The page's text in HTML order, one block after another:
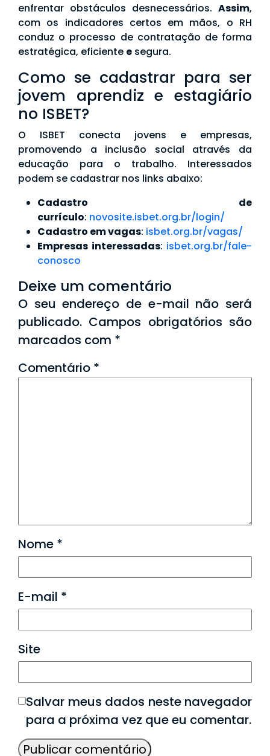
enfrentar obstáculos desnecessários. Assim,
com os indicadores certos em mãos, o RH
conduz o processo de contratação de forma
estratégica, eficiente e segura.
Como se cadastrar para ser
jovem aprendiz e estagiário
no ISBET?
O ISBET conecta jovens e empresas,
promovendo a inclusão social através da
educação para o trabalho. Interessados
podem se cadastrar nos links abaixo:
Cadastro de
currículo: novosite.isbet.org.br/login/
Cadastro em vagas: isbet.org.br/vagas/
Empresas interessadas: isbet.org.br/fale-
conosco
Deixe um comentário
O seu endereço de e-mail não será
publicado. Campos obrigatórios são
marcados com *
Comentário *
Nome *
E-mail *
Site
Salvar meus dados neste navegador
para a próxima vez que eu comentar.